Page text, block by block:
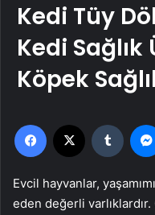
Kedi Tüy
Kedi
Köpek
Facebook Tumblr
Evcil hayvanlar,
eden değerli varlıklardır.